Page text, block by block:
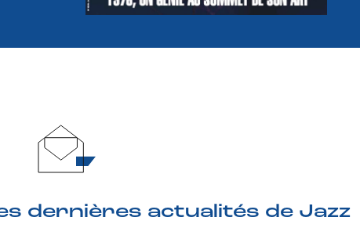
dernières actualités de Jazz